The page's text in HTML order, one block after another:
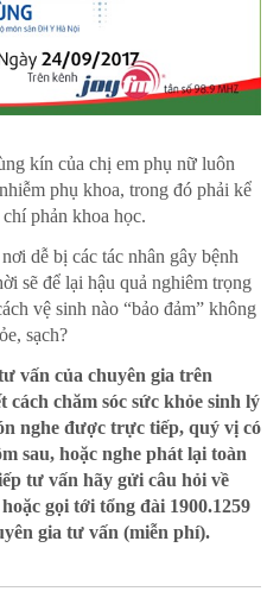
kín của chị em phụ nữ luôn
phụ khoa, trong đó phải kể
phản khoa học.
dễ bị các tác nhân gây bệnh
sẽ để lại hậu quả nghiêm trọng
vệ sinh nào “bảo đảm” không
sạch?
vấn của chuyên gia trên
chăm sóc sức khỏe sinh lý
nghe được trực tiếp, quý vị có
sau, hoặc nghe phát lại toàn
tư vấn hãy gửi câu hỏi về
hoặc gọi tới tổng đài 1900.1259
gia tư vấn (miễn phí).